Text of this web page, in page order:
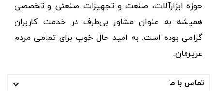
حوزه ابزارآلات، صنعت و تجهیزات صنعتی و تخصصی
همیشه به عنوان مشاور بی‌طرف در خدمت کاربران
گرامی بوده است. به امید حال خوب برای تمامی مردم
عزیزمان.
تماس با ما 